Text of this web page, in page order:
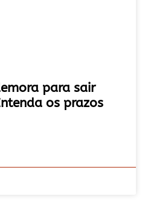
para sair
os prazos